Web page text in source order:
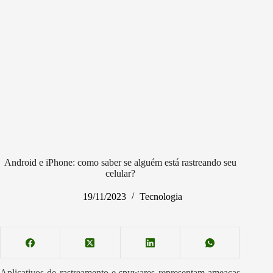
Android e iPhone: como saber se alguém está rastreando seu
celular?
19/11/2023 Tecnologia